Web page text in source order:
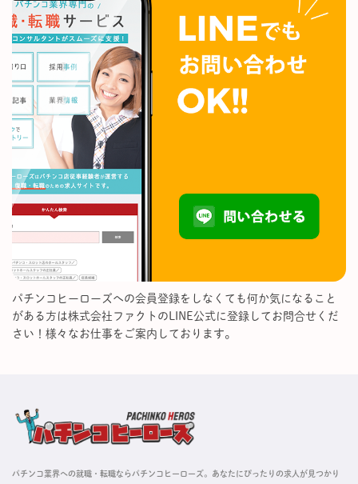
パチンコヒーローズへの会員登録をしなくても何か気になること
がある方は株式会社ファクトのLINE公式に登録してお問合せくだ
さい！様々なお仕事をご案内しております。
パチンコ業界への就職・転職ならパチンコヒーローズ。あなたにぴったりの求人が見つかり